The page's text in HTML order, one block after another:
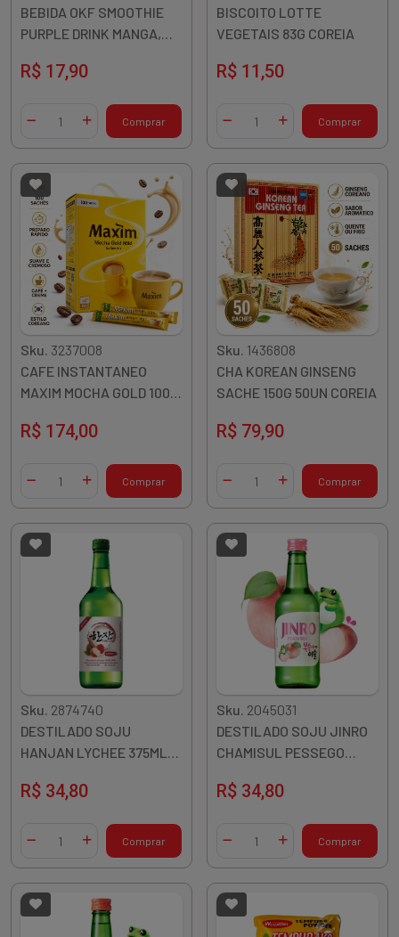
BEBIDA OKF SMOOTHIE
PURPLE DRINK MANGA,
R$ 17,90
Diminuir QuantidadeAdicionar Quantidade
Comprar
BISCOITO LOTTE
VEGETAIS 83G COREIA
R$ 11,50
Diminuir QuantidadeAdicionar Quantidade
Comprar
Sku. 3237008
CAFE INSTANTANEO
MAXIM MOCHA GOLD 100
R$ 174,00
Diminuir QuantidadeAdicionar Quantidade
Comprar
Sku. 1436808
CHA KOREAN GINSENG
SACHE 150G 50UN COREIA
R$ 79,90
Diminuir QuantidadeAdicionar Quantidade
Comprar
Sku. 2874740
DESTILADO SOJU
HANJAN LYCHEE 375ML
R$ 34,80
Diminuir QuantidadeAdicionar Quantidade
Comprar
Sku. 2045031
DESTILADO SOJU JINRO
CHAMISUL PESSEGO
R$ 34,80
Diminuir QuantidadeAdicionar Quantidade
Comprar